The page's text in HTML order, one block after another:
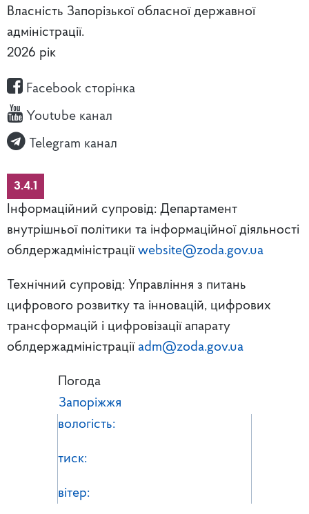
Власність Запорізької обласної державної
адміністрації.
2026 рік
Facebook сторінка
Youtube канал
Telegram канал
3.4.1
Інформаційний супровід: Департамент
внутрішньої політики та інформаційної діяльності
облдержадміністрації website@zoda.gov.ua
Технічний супровід: Управління з питань
цифрового розвитку та інновацій, цифрових
трансформацій і цифровізації апарату
облдержадміністрації adm@zoda.gov.ua
Погода
Запоріжжя
вологість:
тиск:
вітер: